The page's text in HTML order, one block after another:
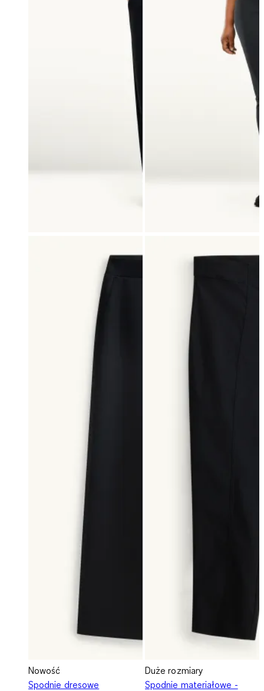
Nowość
Spodnie dresowe
Duże rozmiary
Spodnie materiałowe -